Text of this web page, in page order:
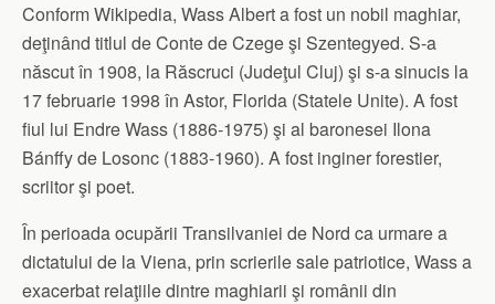
Conform Wikipedia, Wass Albert a fost un nobil maghiar,
deţinând titlul de Conte de Czege şi Szentegyed. S-a
născut în 1908, la Răscruci (Judeţul Cluj) şi s-a sinucis la
17 februarie 1998 în Astor, Florida (Statele Unite). A fost
fiul lui Endre Wass (1886-1975) şi al baronesei Ilona
Bánffy de Losonc (1883-1960). A fost inginer forestier,
scriitor şi poet.
În perioada ocupării Transilvaniei de Nord ca urmare a
dictatului de la Viena, prin scrierile sale patriotice, Wass a
exacerbat relaţiile dintre maghiarii şi românii din